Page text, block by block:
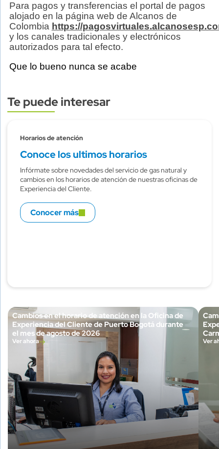
Para pagos y transferencias el portal de pagos
alojado en la página web de Alcanos de
Colombia https://
y los canales tradicionales y electrónicos
autorizados para tal efecto.
Que lo bueno nunca se acabe
Subtitulo
Te puede interesar
Horarios de atención
Conoce los ultimos horarios
Infórmate sobre novedades del servicio de gas natural y
cambios en los horarios de atención de nuestras oficinas de
Experiencia del Cliente.
Conocer más
Cambios en el horario de atención en la Oficina de
Experiencia del Cliente de Puerto Bogotá durante
el mes de agosto de 2026
Ver ahora Ver